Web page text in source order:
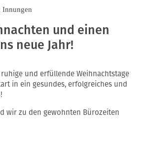
Innungen
und einen
neue Jahr!
und erfüllende Weihnachtstage
in ein gesundes, erfolgreiches und
wir zu den gewohnten Bürozeiten